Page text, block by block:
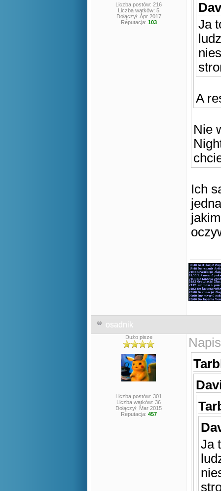
Liczba postów: 216
Liczba wątków: 5
Dołączył: Apr 2017
Reputacja: 103
Ja
A
Nie
Ich
osadnik
Dużo pisze
Liczba postów: 301
Liczba wątków: 36
Dołączył: Mar 2015
Reputacja: 457
Ja